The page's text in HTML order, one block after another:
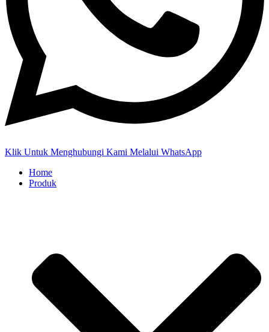
Klik Untuk Menghubungi Kami Melalui WhatsApp
Home
Produk